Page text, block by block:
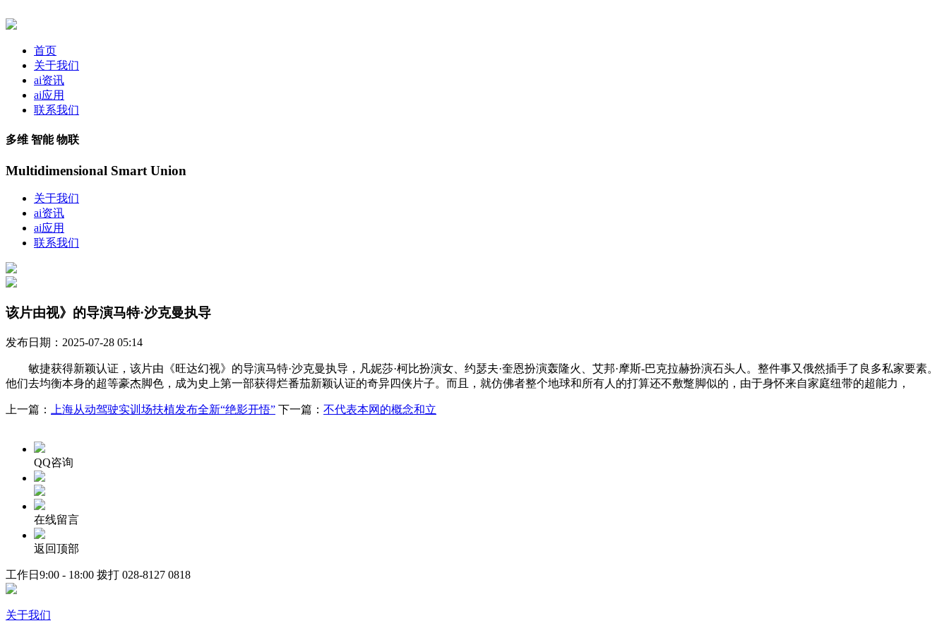
首页
关于我们
ai资讯
ai应用
联系我们
多维 智能 物联
Multidimensional Smart Union
关于我们
ai资讯
ai应用
联系我们
该片由视》的导演马特·沙克曼执导
发布日期：2025-07-28 05:14
敏捷获得新颖认证，该片由《旺达幻视》的导演马特·沙克曼执导，凡妮莎·柯比扮演女、约瑟夫·奎恩扮演轰隆火、艾邦·摩斯-巴克拉赫扮演石头人。整件事又俄然插手了良多私家要素。
他们去均衡本身的超等豪杰脚色，成为史上第一部获得烂番茄新颖认证的奇异四侠片子。而且，就仿佛者整个地球和所有人的打算还不敷蹩脚似的，由于身怀来自家庭纽带的超能力，
上一篇： 上海从动驾驶实训场扶植发布全新“绝影开悟” 下一篇： 不代表本网的概念和立
QQ咨询
在线留言
返回顶部
工作日9:00 - 18:00 拨打 028-8127 0818
关于我们